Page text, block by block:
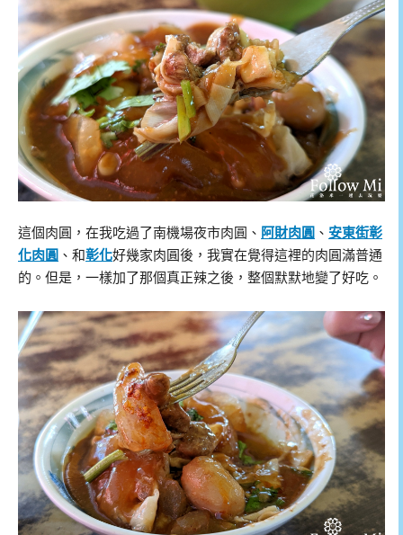
這個肉圓，在我吃過了南機場夜市肉圓、 阿財肉圓 、 安東街彰
化肉圓 、和彰化好幾家肉圓後，我實在覺得這裡的肉圓滿普通
的。但是，一樣加了那個真正辣之後，整個默默地變了好吃。